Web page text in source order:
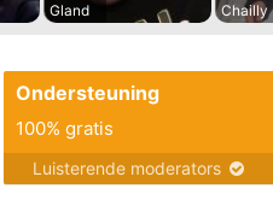
Gland
Chailly
Ondersteuning
100% gratis
Luisterende moderators